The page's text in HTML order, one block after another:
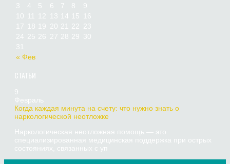
« Фев
3
4 5 6 7 8
9
10
12 13 14 15
16
17
18 19 20 21 22 23
24 25 26 27 28 29 30
31
СТАТЬИ
9
Февраль
Когда каждая минута на счету: что нужно знать о
наркологической неотложке
Наркологическая неотложная помощь — это
специализированная медицинская поддержка при острых
состояниях, связанных с уп